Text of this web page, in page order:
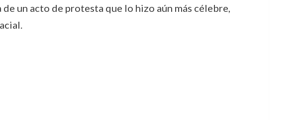
un acto de protesta que lo hizo aún más célebre,